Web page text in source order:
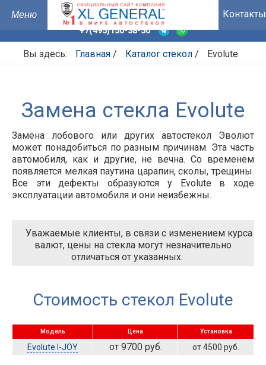
Контакты
+7(495)150-38-50
Вы здесь: Главная / Каталог стекол / Evolute
Замена стекла Evolute
Замена лобового или других автостекол Эволют
может понадобиться по разным причинам. Эта часть
автомобиля, как и другие, не вечна. Со временем
появляется мелкая паутина царапин, сколы, трещины.
Все эти дефекты образуются у Evolute в ходе
эксплуатации автомобиля и они неизбежны.
Уважаемые клиенты, в связи с изменением курса
валют, цены на стекла могут незначительно
отличаться от указанных.
Стоимость стекол Evolute
Модель Цена Установка
Evolute I-JOY от 9700 руб. от 4500 руб.